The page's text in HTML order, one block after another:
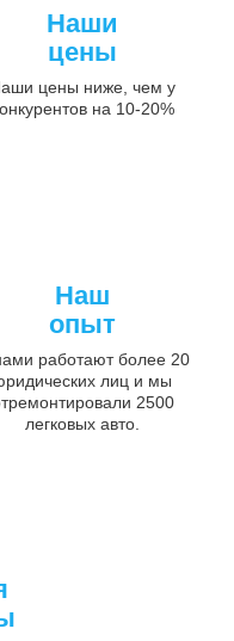
Наши
цены
цены ниже, чем у
на 10-20%
Наш
опыт
работают более 20
лиц и мы
2500
легковых авто.